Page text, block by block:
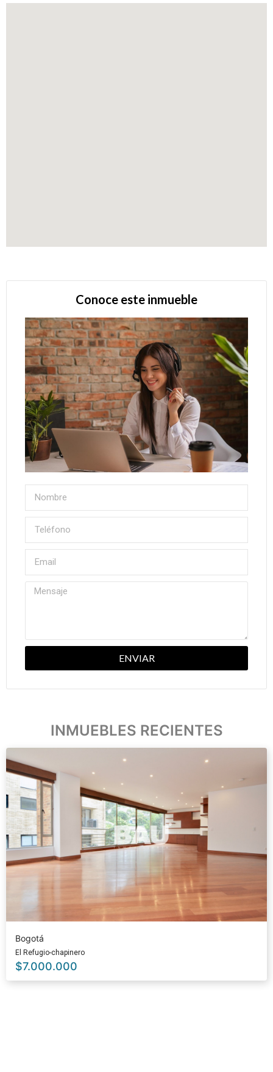
Conoce este inmueble
ENVIAR
INMUEBLES RECIENTES
Bogotá
El Refugio-chapinero
$7.000.000